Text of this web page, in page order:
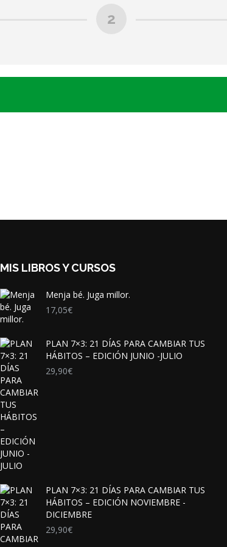
2
MIS LIBROS Y CURSOS
Menja bé. Juga millor.
17,05€
PLAN 7×3: 21 DÍAS PARA CAMBIAR TUS
HÁBITOS – EDICIÓN JUNIO -JULIO
29,90€
PLAN 7×3: 21 DÍAS PARA CAMBIAR TUS
HÁBITOS – EDICIÓN NOVIEMBRE -
DICIEMBRE
29,90€